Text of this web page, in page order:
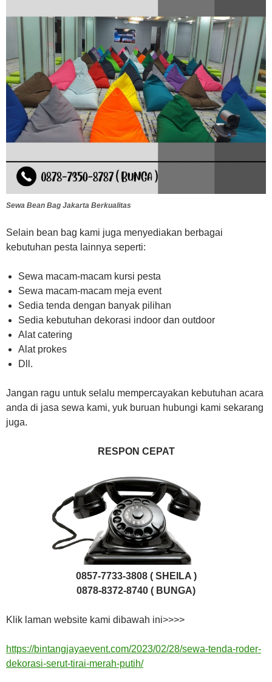
Sewa Bean Bag Jakarta Berkualitas
Selain bean bag kami juga menyediakan berbagai
kebutuhan pesta lainnya seperti:
Sewa macam-macam kursi pesta
Sewa macam-macam meja event
Sedia tenda dengan banyak pilihan
Sedia kebutuhan dekorasi indoor dan outdoor
Alat catering
Alat prokes
Dll.
Jangan ragu untuk selalu mempercayakan kebutuhan acara
anda di jasa sewa kami, yuk buruan hubungi kami sekarang
juga.
RESPON CEPAT
0857-7733-3808 ( SHEILA )
0878-8372-8740 ( BUNGA)
Klik laman website kami dibawah ini>>>>
https://bintangjayaevent.com/2023/02/28/sewa-tenda-roder-
dekorasi-serut-tirai-merah-putih/